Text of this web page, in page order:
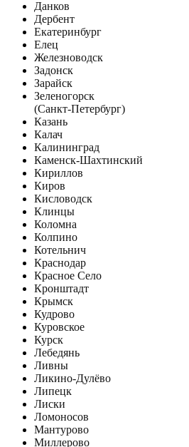
Данков
Дербент
Екатеринбург
Елец
Железноводск
Задонск
Зарайск
Зеленогорск
(Санкт-Петербург)
Казань
Калач
Калининград
Каменск-Шахтинский
Кириллов
Киров
Кисловодск
Клинцы
Коломна
Колпино
Котельнич
Краснодар
Красное Село
Кронштадт
Крымск
Кудрово
Куровское
Курск
Лебедянь
Ливны
Ликино-Дулёво
Липецк
Лиски
Ломоносов
Мантурово
Миллерово